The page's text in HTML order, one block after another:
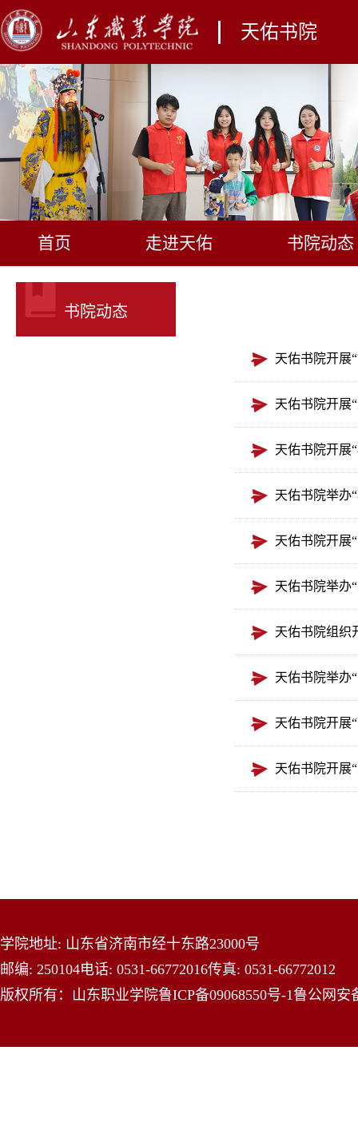
天佑书院
首页 走进天佑 书院动态
书院动态
天佑书院开展
天佑书院开展
天佑书院开展
天佑书院举办
天佑书院开展
天佑书院举办
天佑书院组织
天佑书院举办
天佑书院开展
天佑书院开展
学院地址: 山东省济南市经十东路23000号
邮编: 250104电话: 0531-66772016传真: 0531-66772012
版权所有：山东职业学院鲁ICP备09068550号-1鲁公网安